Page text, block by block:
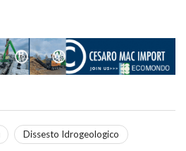
Dissesto Idrogeologico